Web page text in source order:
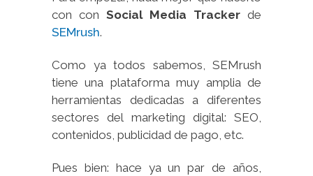
con con Social Media Tracker de
SEMrush.
Como ya todos sabemos, SEMrush
tiene una plataforma muy amplia de
herramientas dedicadas a diferentes
sectores del marketing digital: SEO,
contenidos, publicidad de pago, etc.
Pues bien: hace ya un par de años,